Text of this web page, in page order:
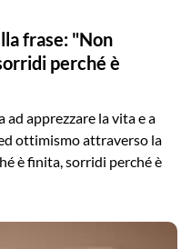
frase: "Non
perché è
ad apprezzare la vita e a
ottimismo attraverso la
è finita, sorridi perché è